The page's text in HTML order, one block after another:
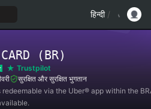
हिन्दी /
(BR)
Trustpilot
सुरक्षित और सुरक्षित भुगतान
redeemable via the Uber®️ app within the